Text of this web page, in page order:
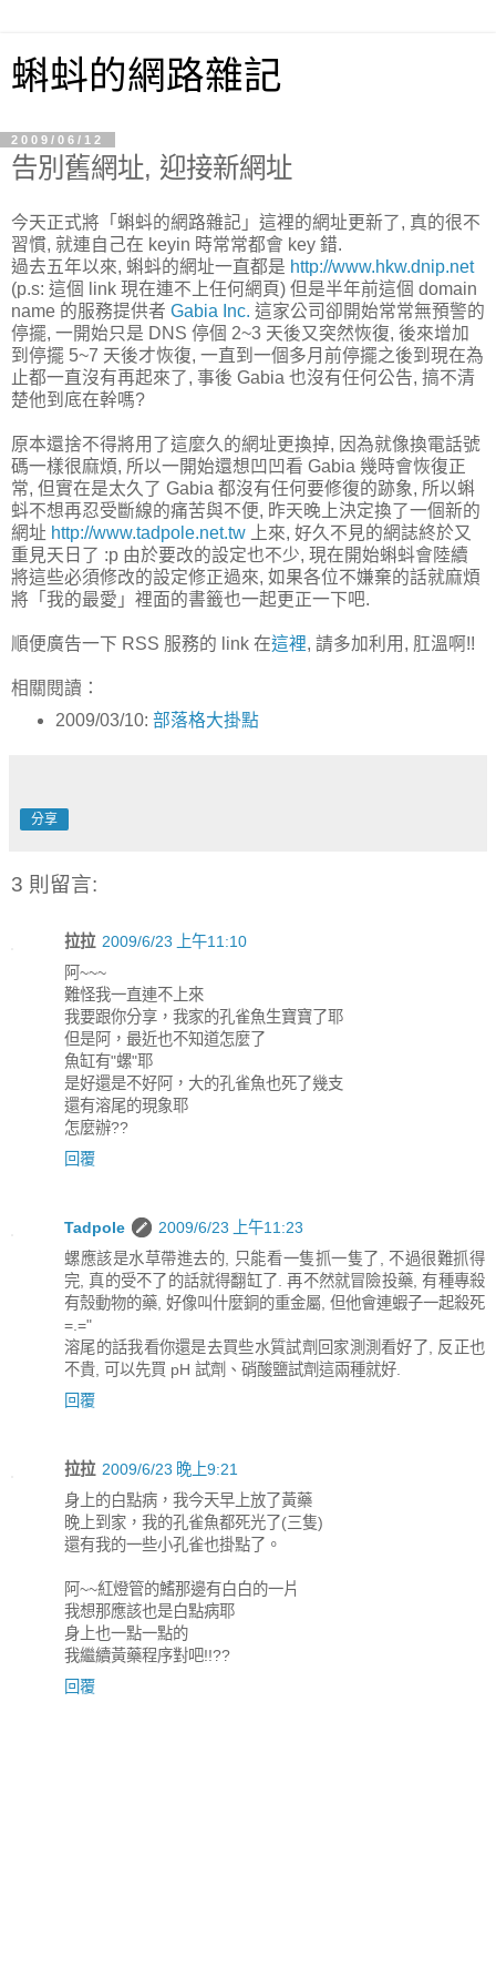
蝌蚪的網路雜記
2009/06/12
告別舊網址, 迎接新網址
今天正式將「蝌蚪的網路雜記」這裡的網址更新了, 真的很不
習慣, 就連自己在 keyin 時常常都會 key 錯.
過去五年以來, 蝌蚪的網址一直都是 http://www.hkw.dnip.net
(p.s: 這個 link 現在連不上任何網頁) 但是半年前這個 domain
name 的服務提供者 Gabia Inc. 這家公司卻開始常常無預警的
停擺, 一開始只是 DNS 停個 2~3 天後又突然恢復, 後來增加
到停擺 5~7 天後才恢復, 一直到一個多月前停擺之後到現在為
止都一直沒有再起來了, 事後 Gabia 也沒有任何公告, 搞不清
楚他到底在幹嗎?
原本還捨不得將用了這麼久的網址更換掉, 因為就像換電話號
碼一樣很麻煩, 所以一開始還想凹凹看 Gabia 幾時會恢復正
常, 但實在是太久了 Gabia 都沒有任何要修復的跡象, 所以蝌
蚪不想再忍受斷線的痛苦與不便, 昨天晚上決定換了一個新的
網址 http://www.tadpole.net.tw 上來, 好久不見的網誌終於又
重見天日了 :p 由於要改的設定也不少, 現在開始蝌蚪會陸續
將這些必須修改的設定修正過來, 如果各位不嫌棄的話就麻煩
將「我的最愛」裡面的書籤也一起更正一下吧.
順便廣告一下 RSS 服務的 link 在這裡, 請多加利用, 肛溫啊!!
相關閱讀：
2009/03/10: 部落格大掛點
分享
3 則留言:
拉拉 2009/6/23 上午11:10
阿~~~
難怪我一直連不上來
我要跟你分享，我家的孔雀魚生寶寶了耶
但是阿，最近也不知道怎麼了
魚缸有"螺"耶
是好還是不好阿，大的孔雀魚也死了幾支
還有溶尾的現象耶
怎麼辦??
回覆
Tadpole
2009/6/23 上午11:23
螺應該是水草帶進去的, 只能看一隻抓一隻了, 不過很難抓得
完, 真的受不了的話就得翻缸了. 再不然就冒險投藥, 有種專殺
有殼動物的藥, 好像叫什麼銅的重金屬, 但他會連蝦子一起殺死
=.="
溶尾的話我看你還是去買些水質試劑回家測測看好了, 反正也
不貴, 可以先買 pH 試劑、硝酸鹽試劑這兩種就好.
回覆
拉拉 2009/6/23 晚上9:21
身上的白點病，我今天早上放了黃藥
晚上到家，我的孔雀魚都死光了(三隻)
還有我的一些小孔雀也掛點了。
阿~~紅燈管的鰭那邊有白白的一片
我想那應該也是白點病耶
身上也一點一點的
我繼續黃藥程序對吧!!??
回覆